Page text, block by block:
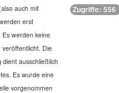
auch mit
erst
Es werden keine
Die
ausschließlich
Es wurde eine
vorgenommen
Zugriffe: 556